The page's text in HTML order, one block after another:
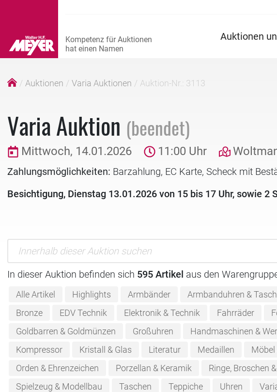
Auktionen
Auktionen Varia Auktionen Auktion-Nr.: 3113
Varia Auktion (beendet)
Mittwoch, 14.01.2026 11:00 Uhr
Zahlungsmöglichkeiten: Barzahlung, EC Karte, Scheck mit
Besichtigung, Dienstag 13.01.2026 von 15 bis 17 Uhr, sowie 2
In dieser Auktion befinden sich 595 Artikel aus den
Alle Artikel Highlights Armbänder Armbanduhren &
Bronze
EDV Technik Elektronik & Technik Fahrräder
Goldbarren & Goldmünzen
Großuhren Handmaschinen &
Kompressor
Kristall & Glas Literatur Medaillen Möbel
Orden & Ehrenzeichen
Porzellan & Keramik Ringe, Broschen
Spielzeug & Modellbau
Taschen Teppiche Uhren